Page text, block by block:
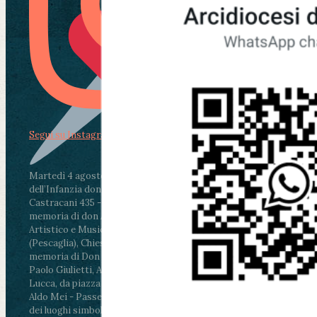
Martedì 4 agosto2026
ore 11:30 - Lucca, Scuola
dell’Infanzia don Aldo Mei - Viale Castruccio
Castracani 435 - Inaugurazione murales in
memoria di don Aldo Mei curato dal Liceo
Artistico e Musicale “Passaglia”
ore 18 - Fiano
(Pescaglia), Chiesa parrocchiale - Messa in
memoria di Don Aldo Mei celebrata da mons.
Paolo Giulietti, Arcivescovo di Lucca
ore 20.30 -
Lucca, da piazza San Michele al Cippo di don
Aldo Mei - Passeggiata della Memoria in alcuni
dei luoghi simbolo della città. Ritrovo alle ore
Segui su Instagram